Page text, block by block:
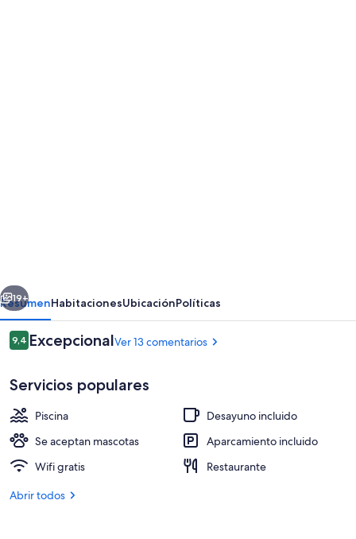
Una piscina al aire libre de temporada
Siguiente
19+
ResumenHabitacionesUbicaciónPolíticas
Comentarios
9,49,4 de 10
ExcepcionalVer 13 comentarios
Servicios populares
Piscina
Desayuno incluido
Se aceptan mascotas
Aparcamiento incluido
Wifi gratis
Restaurante
Abrir todos